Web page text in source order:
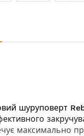
шуруповерт
максимально